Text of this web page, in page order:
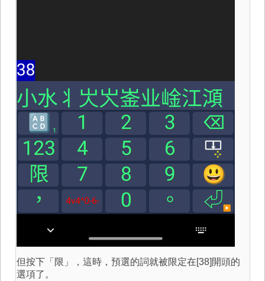
但按下「限」，這時，預選的詞就被限定在[38]開頭的
選項了。